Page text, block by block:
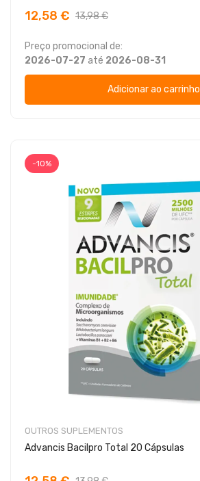
12,58 € 13,98 €
Preço promocional de:
2026-07-27 até 2026-08-31
Adicionar ao carrinho
-10%
OUTROS SUPLEMENTOS
Advancis Bacilpro Total 20 Cápsulas